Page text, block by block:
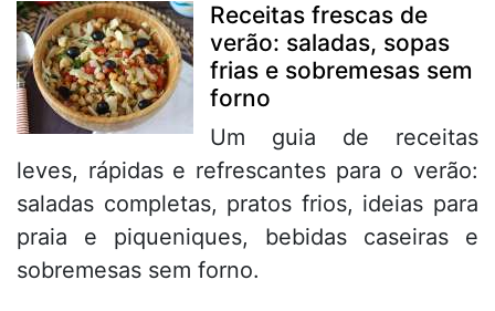
Receitas frescas de
verão: saladas, sopas
frias e sobremesas sem
forno
Um guia de receitas
leves, rápidas e refrescantes para o verão:
saladas completas, pratos frios, ideias para
praia e piqueniques, bebidas caseiras e
sobremesas sem forno.